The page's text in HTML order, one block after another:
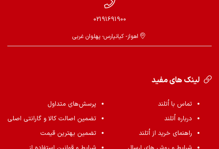
02191691900
اهواز- کیانپارس- پهلوان غربی
لینک های مفید
تماس با اُتلند
درباره اُتلند
راهنمای خرید از اُتلند
پرسش‌های متداول
تضمین اصالت کالا و گارانتی اصلی
تضمین بهترین قیمت